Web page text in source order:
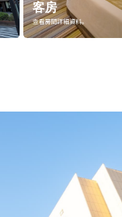
客房
查看房間詳細資料。